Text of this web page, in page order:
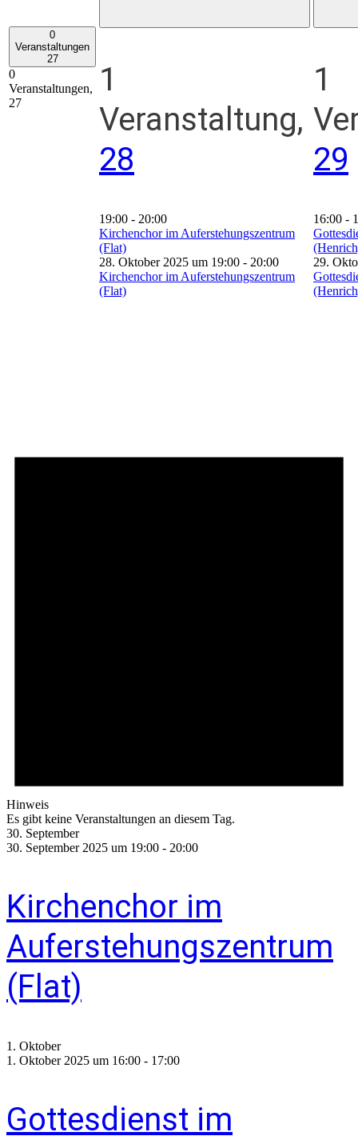
0
Veranstaltungen
27
0
Veranstaltungen,
27
1
Veranstaltung,
28
19:00 - 20:00
Kirchenchor im Auferstehungszentrum
(Flat)
28. Oktober 2025 um 19:00 - 20:00
Kirchenchor im Auferstehungszentrum
(Flat)
1
29
16:00 -
29.
Hinweis
Es gibt keine Veranstaltungen an diesem Tag.
30. September
30. September 2025 um 19:00 - 20:00
Kirchenchor im
Auferstehungszentrum
(Flat)
1. Oktober
1. Oktober 2025 um 16:00 - 17:00
Gottesdienst im